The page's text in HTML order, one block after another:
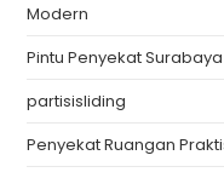
Modern
Pintu Penyekat
partisisliding
Penyekat Ruangan